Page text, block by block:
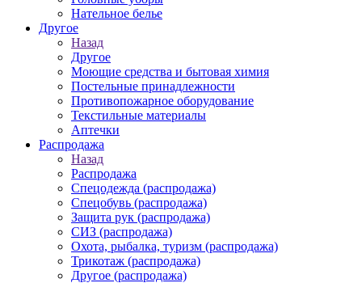
Нательное белье
Другое
Назад
Другое
Моющие средства и бытовая химия
Постельные принадлежности
Противопожарное оборудование
Текстильные материалы
Аптечки
Распродажа
Назад
Распродажа
Спецодежда (распродажа)
Спецобувь (распродажа)
Защита рук (распродажа)
СИЗ (распродажа)
Охота, рыбалка, туризм (распродажа)
Трикотаж (распродажа)
Другое (распродажа)